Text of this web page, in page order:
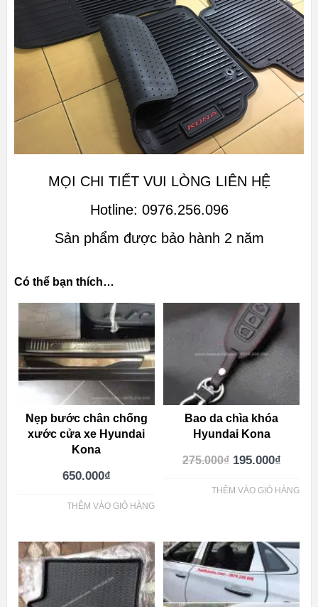
MỌI CHI TIẾT VUI LÒNG LIÊN HỆ
Hotline: 0976.256.096
Sản phẩm được bảo hành 2 năm
Có thể bạn thích…
Nẹp bước chân chống
xước cửa xe Hyundai
Kona
650.000₫
THÊM VÀO GIỎ HÀNG
Bao da chìa khóa
Hyundai Kona
275.000₫ 195.000₫
THÊM VÀO GIỎ HÀNG